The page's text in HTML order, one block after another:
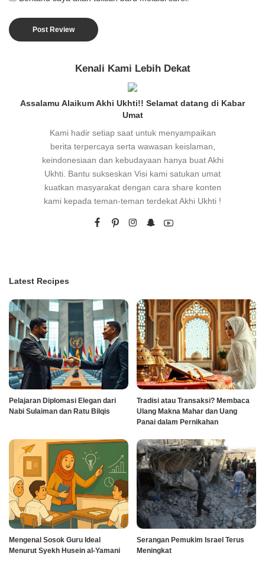
Kenali Kami Lebih Dekat
Assalamu Alaikum Akhi Ukhti!! Selamat datang di Kabar
Umat
Kami hadir setiap saat untuk menyampaikan
berita terpercaya serta wawasan keislaman,
keindonesiaan dan kebudayaan hanya buat Akhi
Ukhti. Bantu sukseskan Visi kami satukan umat
kuatkan masyarakat dengan cara share konten
kami kepada teman-teman terdekat Akhi Ukhti !
Latest Recipes
Pelajaran Diplomasi Elegan dari
Nabi Sulaiman dan Ratu Bilqis
Tradisi atau Transaksi? Membaca
Ulang Makna Mahar dan Uang
Panai dalam Pernikahan
Mengenal Sosok Guru Ideal
Menurut Syekh Husein al-Yamani
Serangan Pemukim Israel Terus
Meningkat